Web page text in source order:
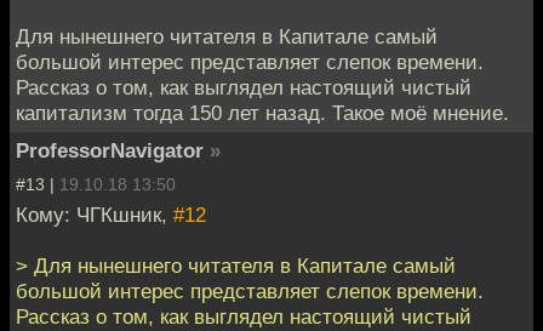
Для нынешнего читателя в Капитале самый
большой интерес представляет слепок времени.
Рассказ о том, как выглядел настоящий чистый
капитализм тогда 150 лет назад. Такое моё мнение.
ProfessorNavigator »
#13 | 19.10.18 13:50
Кому: ЧГКшник, #12
> Для нынешнего читателя в Капитале самый
большой интерес представляет слепок времени.
Рассказ о том, как выглядел настоящий чистый